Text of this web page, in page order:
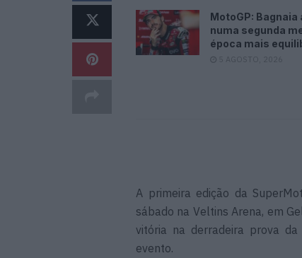
MotoGP:
numa segunda
época mais
5 AGOSTO, 2026
A primeira edição da
sábado na Veltins Arena, em
vitória na derradeira prova
evento.